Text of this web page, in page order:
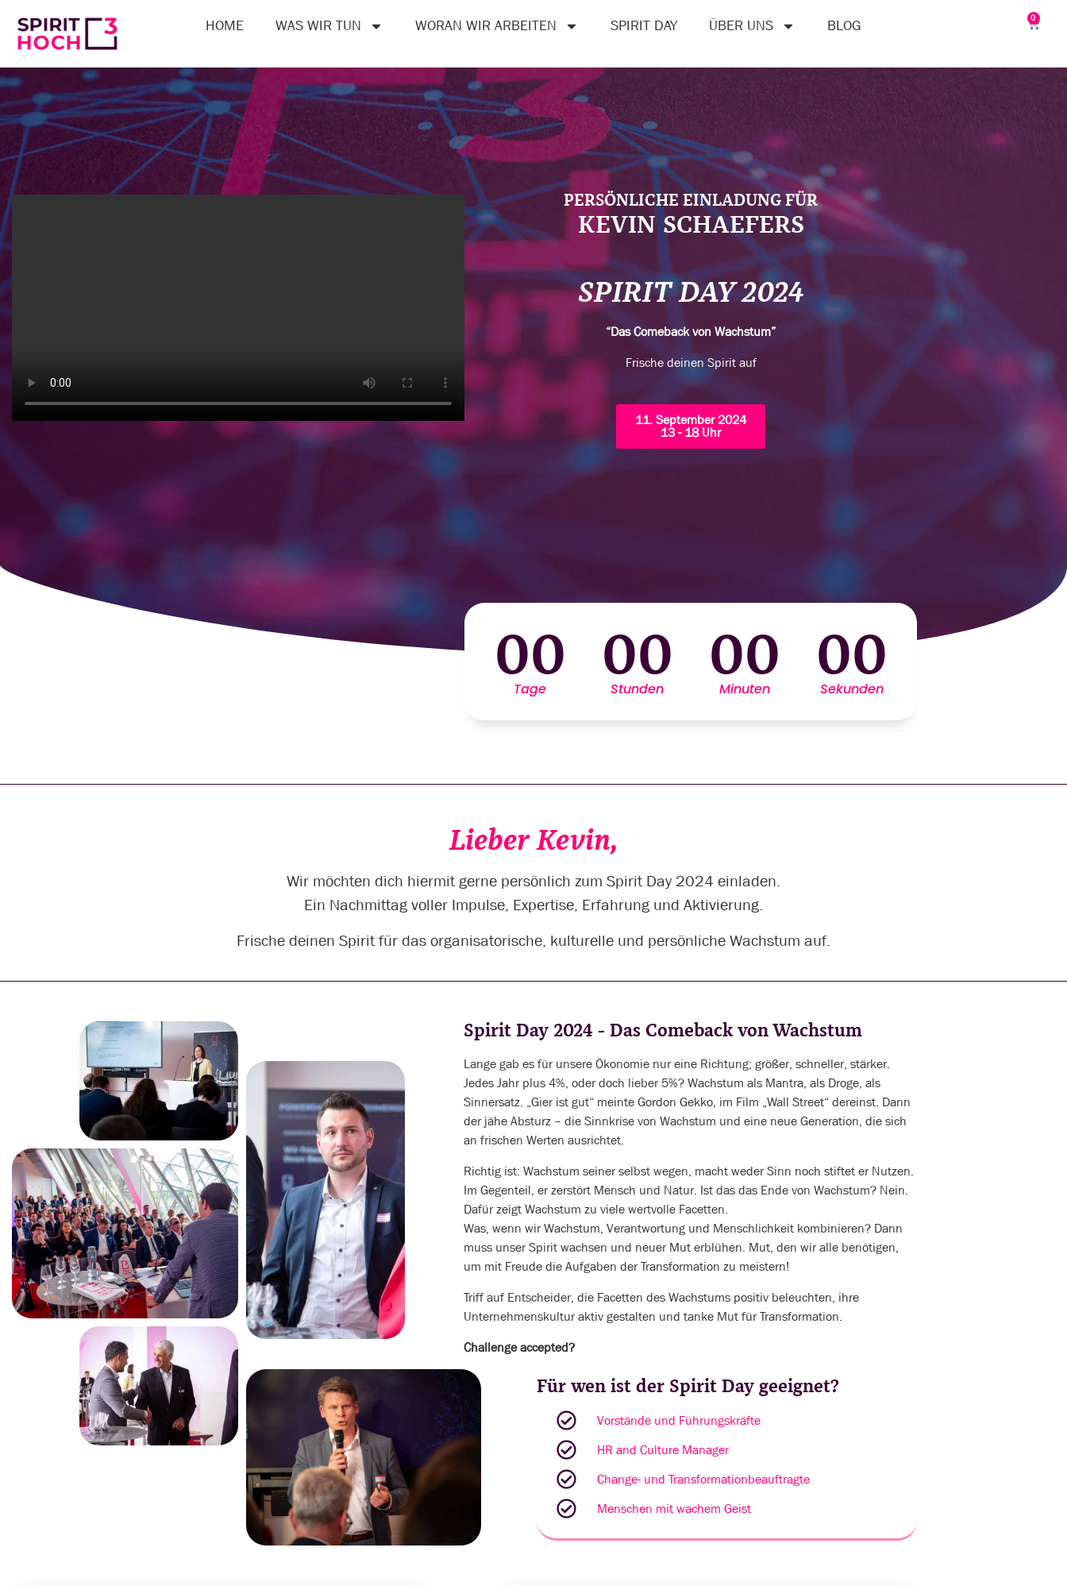
HOME WAS WIR TUN WORAN WIR ARBEITEN SPIRIT DAY ÜBER UNS BLOG 0
PERSÖNLICHE EINLADUNG FÜR
KEVIN SCHAEFERS
SPIRIT DAY 2024
“Das Comeback von Wachstum”
Frische deinen Spirit auf
11. September 2024
13 - 18 Uhr
00
Tage
00
Stunden
00
Minuten
00
Sekunden
Lieber Kevin,
Wir möchten dich hiermit gerne persönlich zum Spirit Day 2024 einladen.
Ein Nachmittag voller Impulse, Expertise, Erfahrung und Aktivierung.
Frische deinen Spirit für das organisatorische, kulturelle und persönliche Wachstum auf.
Spirit Day 2024 - Das Comeback von Wachstum
Lange gab es für unsere Ökonomie nur eine Richtung; größer, schneller, stärker.
Jedes Jahr plus 4%, oder doch lieber 5%? Wachstum als Mantra, als Droge, als
Sinnersatz. „Gier ist gut“ meinte Gordon Gekko, im Film „Wall Street“ dereinst. Dann
der jähe Absturz – die Sinnkrise von Wachstum und eine neue Generation, die sich
an frischen Werten ausrichtet.
Richtig ist: Wachstum seiner selbst wegen, macht weder Sinn noch stiftet er Nutzen.
Im Gegenteil, er zerstört Mensch und Natur. Ist das das Ende von Wachstum? Nein.
Dafür zeigt Wachstum zu viele wertvolle Facetten.
Was, wenn wir Wachstum, Verantwortung und Menschlichkeit kombinieren? Dann
muss unser Spirit wachsen und neuer Mut erblühen. Mut, den wir alle benötigen,
um mit Freude die Aufgaben der Transformation zu meistern!
Triff auf Entscheider, die Facetten des Wachstums positiv beleuchten, ihre
Unternehmenskultur aktiv gestalten und tanke Mut für Transformation.
Challenge accepted?
Für wen ist der Spirit Day geeignet?
Vorstände und Führungskräfte
HR and Culture Manager
Change- und Transformationbeauftragte
Menschen mit wachem Geist